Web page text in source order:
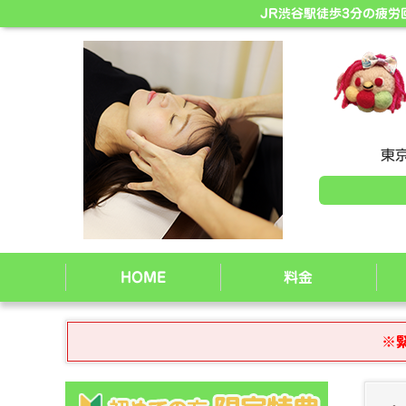
JR渋谷駅徒歩3分の疲労
東
HOME 料金
※